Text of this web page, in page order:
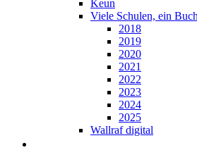
Keun
Viele Schulen, ein
2018
2019
2020
2021
2022
2023
2024
2025
Wallraf digital